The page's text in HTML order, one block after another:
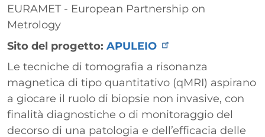
EURAMET - European Partnership on
Metrology
Sito del progetto: APULEIO
Paragrafo
Le tecniche di tomografia a risonanza
magnetica di tipo quantitativo (qMRI) aspirano
a giocare il ruolo di biopsie non invasive, con
finalità diagnostiche o di monitoraggio del
decorso di una patologia e dell’efficacia delle